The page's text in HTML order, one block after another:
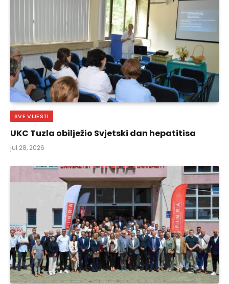
SVE VIJESTI
UKC Tuzla obilježio Svjetski dan hepatitisa
jul 28, 2026